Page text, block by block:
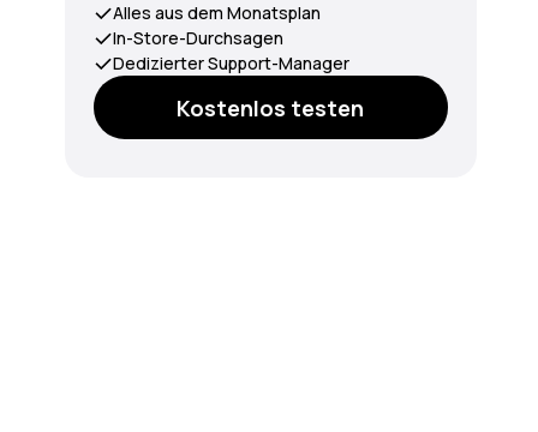
Alles aus dem Monatsplan
In-Store-Durchsagen
Dedizierter Support-Manager
Kostenlos testen